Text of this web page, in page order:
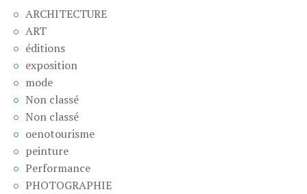
ARCHITECTURE
ART
éditions
exposition
mode
Non classé
Non classé
oenotourisme
peinture
Performance
PHOTOGRAPHIE